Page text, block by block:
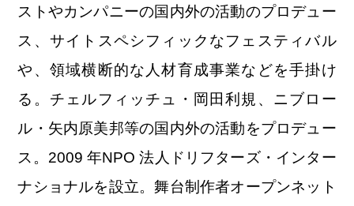
ストやカンパニーの国内外の活動のプロデュー
ス、サイトスペシフィックなフェスティバル
や、領域横断的な人材育成事業などを手掛け
る。チェルフィッチュ・岡田利規、ニブロー
ル・矢内原美邦等の国内外の活動をプロデュー
ス。2009 年NPO 法人ドリフターズ・インター
ナショナルを設立。舞台制作者オープンネット